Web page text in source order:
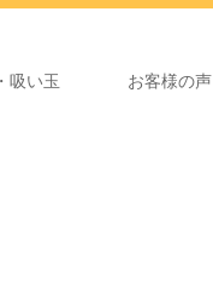
吸い玉 お客様の声